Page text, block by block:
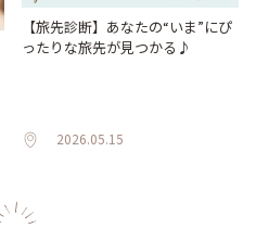
【旅先診断】あなたの“いま”にぴ
ったりな旅先が見つかる♪
2026.05.15